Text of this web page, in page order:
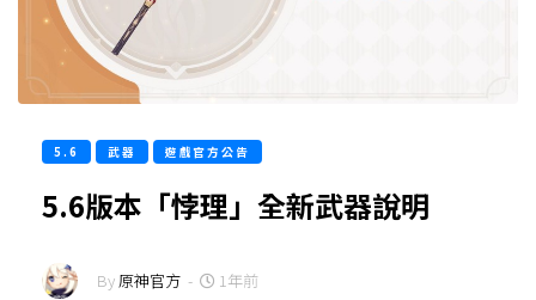
5.6 武器 遊戲官方公告
5.6版本「悖理」全新武器說明
By原神官方 - 1年前